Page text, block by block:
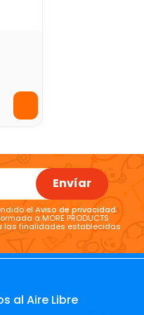
Envíar
elAviso de privacidad.
a MORE PRODUCTS
las finalidades establecidas
al Aire Libre